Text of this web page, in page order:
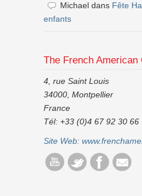
Michael dans Fête
enfants
The French American
4, rue Saint Louis
34000, Montpellier
France
Tél: +33 (0)4 67 92 30 66
Site Web: